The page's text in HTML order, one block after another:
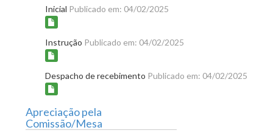
Inicial Publicado em: 04/02/2025
Instrução Publicado em: 04/02/2025
Despacho de recebimento Publicado em: 04/02/2025
Apreciação pela
Comissão/Mesa